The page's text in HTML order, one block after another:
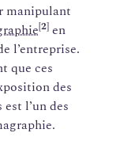
manipulant
[2] en
l’entreprise.
que ces
des
l’un des